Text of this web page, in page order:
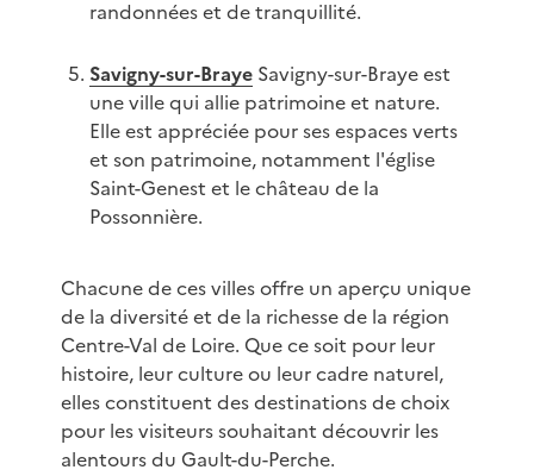
randonnées et de tranquillité.
Savigny-sur-BrayeSavigny-sur-Braye est
une ville qui allie patrimoine et nature.
Elle est appréciée pour ses espaces verts
et son patrimoine, notamment l'église
Saint-Genest et le château de la
Possonnière.
Chacune de ces villes offre un aperçu unique
de la diversité et de la richesse de la région
Centre-Val de Loire. Que ce soit pour leur
histoire, leur culture ou leur cadre naturel,
elles constituent des destinations de choix
pour les visiteurs souhaitant découvrir les
alentours du Gault-du-Perche.